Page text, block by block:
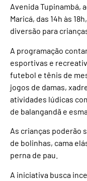
Avenida Tupinambá,
Maricá, das 14h às
diversão para
A programação
esportivas e
futebol e tênis de
jogos de damas,
atividades lúdicas
de balangandã e
As crianças poderão
de bolinhas, cama
perna de pau.
A iniciativa busca